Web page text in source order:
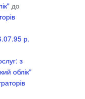
до
р.
з
облік"